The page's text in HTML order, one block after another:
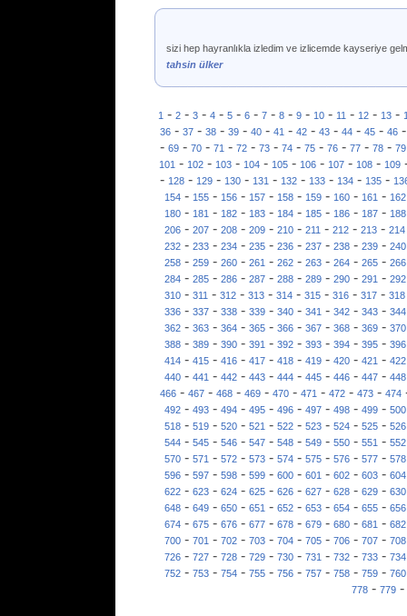
sizi hep hayranlıkla izledim ve izlicemde kayseriye
tahsin ülker
1- 2- 3- 4- 5- 6- 7- 8- 9- 10- 11- 12- 13-
36- 37- 38- 39- 40- 41- 42- 43- 44- 45- 46
- 69 - 70 - 71 - 72 - 73 - 74 - 75 - 76 - 77 - 78 - 79
101 - 102 - 103 - 104 - 105 - 106 - 107 - 108 - 109
- 128 - 129 - 130 - 131 - 132 - 133 - 134 - 135 -
154- 155- 156- 157- 158- 159- 160- 161- 162
180- 181- 182- 183- 184- 185- 186- 187- 188
206 - 207 - 208 - 209 - 210 - 211 - 212 - 213 - 214
232- 233- 234- 235- 236- 237- 238- 239- 240
258- 259- 260- 261- 262- 263- 264- 265- 266
284- 285- 286- 287- 288- 289- 290- 291- 292
310 - 311 - 312 - 313 - 314 - 315 - 316 - 317 - 318
336- 337- 338- 339- 340- 341- 342- 343- 344
362- 363- 364- 365- 366- 367- 368- 369- 370
388 - 389 - 390 - 391 - 392 - 393 - 394 - 395 - 396
414- 415- 416- 417- 418- 419- 420- 421- 422
440- 441- 442- 443- 444- 445- 446- 447- 448
466 - 467 - 468 - 469 - 470 - 471 - 472 - 473 - 474
492 - 493 - 494 - 495 - 496 - 497 - 498 - 499 - 500
518- 519- 520- 521- 522- 523- 524- 525- 526
544- 545- 546- 547- 548- 549- 550- 551- 552
570- 571- 572- 573- 574- 575- 576- 577- 578
596 - 597 - 598 - 599 - 600 - 601 - 602 - 603 - 604
622- 623- 624- 625- 626- 627- 628- 629- 630
648- 649- 650- 651- 652- 653- 654- 655- 656
674- 675- 676- 677- 678- 679- 680- 681- 682
700 - 701 - 702 - 703 - 704 - 705 - 706 - 707 - 708
726- 727- 728- 729- 730- 731- 732- 733- 734
752- 753- 754- 755- 756- 757- 758- 759- 760
778- 779-